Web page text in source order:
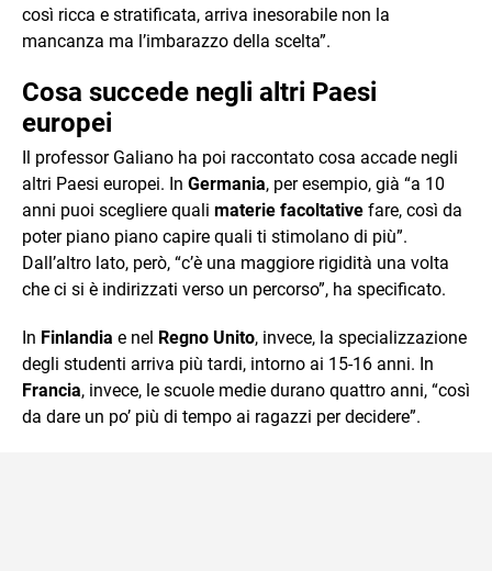
così ricca e stratificata, arriva inesorabile non la
mancanza ma l’imbarazzo della scelta”.
Cosa succede negli altri Paesi
europei
Il professor Galiano ha poi raccontato cosa accade negli
altri Paesi europei. In Germania, per esempio, già “a 10
anni puoi scegliere quali materie facoltative fare, così da
poter piano piano capire quali ti stimolano di più”.
Dall’altro lato, però, “c’è una maggiore rigidità una volta
che ci si è indirizzati verso un percorso”, ha specificato.
In Finlandia e nel Regno Unito, invece, la specializzazione
degli studenti arriva più tardi, intorno ai 15-16 anni. In
Francia, invece, le scuole medie durano quattro anni, “così
da dare un po’ più di tempo ai ragazzi per decidere”.